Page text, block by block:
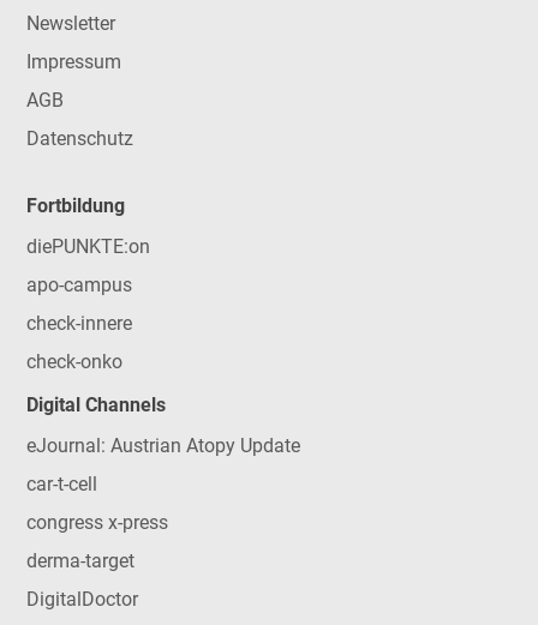
Newsletter
Impressum
AGB
Datenschutz
Fortbildung
diePUNKTE:on
apo-campus
check-innere
check-onko
Digital Channels
eJournal: Austrian Atopy Update
car-t-cell
congress x-press
derma-target
DigitalDoctor